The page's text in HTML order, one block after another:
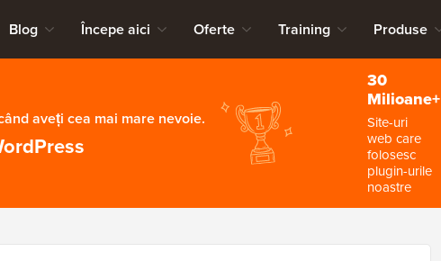
Blog Începe aici Oferte Training Produse
aveți cea mai mare nevoie.
30
Milioane+
Site-uri
web care
folosesc
plugin-urile
noastre